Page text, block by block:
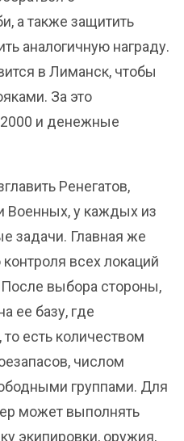
а также защитить
аналогичную награду.
в Лиманск, чтобы
За это
и денежные
Ренегатов,
Военных, у каждых из
задачи. Главная же
всех локаций
выбора стороны,
ее базу, где
есть количеством
числом
группами. Для
может выполнять
экипировки, оружия,